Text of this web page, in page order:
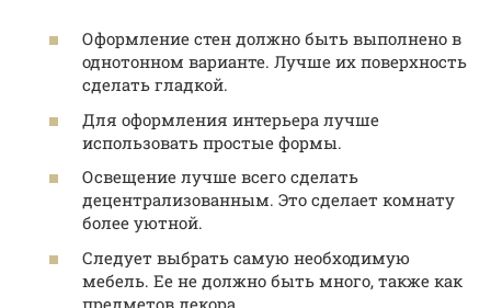
Оформление стен должно быть выполнено в
однотонном варианте. Лучше их поверхность
сделать гладкой.
Для оформления интерьера лучше
использовать простые формы.
Освещение лучше всего сделать
децентрализованным. Это сделает комнату
более уютной.
Следует выбрать самую необходимую
мебель. Ее не должно быть много, также как
предметов декора.